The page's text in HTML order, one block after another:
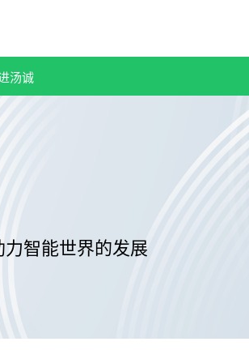
汤诚
智能世界的发展